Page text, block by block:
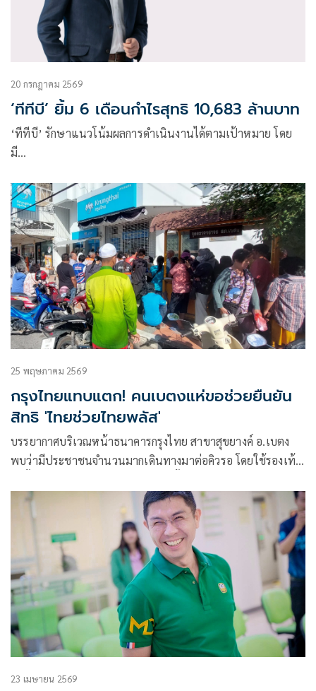
20 กรกฎาคม 2569
‘ทีทีบี’ ยิ้ม 6 เดือนกำไรสุทธิ 10,683 ล้านบาท
‘ทีทีบี’ รักษาแนวโน้มผลการดำเนินงานได้ตามเป้าหมาย โดย
มี…
25 พฤษภาคม 2569
กรุงไทยแทบแตก! คนเบตงแห่ขอช่วยยืนยัน
สิทธิ 'ไทยช่วยไทยพลัส'
บรรยากาศบริเวณหน้าธนาคารกรุงไทย สาขาสุขยางค์ อ.เบตง
พบว่ามีประชาชนจำนวนมากเดินทางมาต่อคิวรอ โดยใช้รองเท้า
เปิดทำการ
23 เมษายน 2569